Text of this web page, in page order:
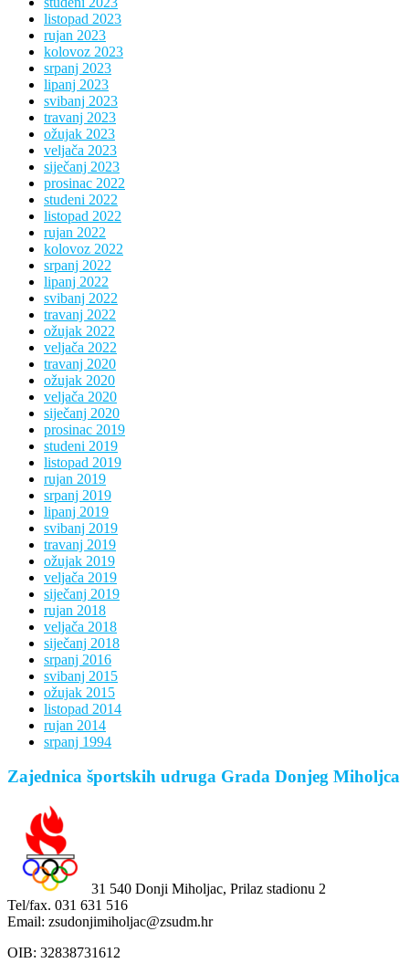
listopad 2023
rujan 2023
kolovoz 2023
srpanj 2023
lipanj 2023
svibanj 2023
travanj 2023
ožujak 2023
veljača 2023
siječanj 2023
prosinac 2022
studeni 2022
listopad 2022
rujan 2022
kolovoz 2022
srpanj 2022
lipanj 2022
svibanj 2022
travanj 2022
ožujak 2022
veljača 2022
travanj 2020
ožujak 2020
veljača 2020
siječanj 2020
prosinac 2019
studeni 2019
listopad 2019
rujan 2019
srpanj 2019
lipanj 2019
svibanj 2019
travanj 2019
ožujak 2019
veljača 2019
siječanj 2019
rujan 2018
veljača 2018
siječanj 2018
srpanj 2016
svibanj 2015
ožujak 2015
listopad 2014
rujan 2014
srpanj 1994
Zajednica športskih udruga Grada Donjeg Miholjca
31 540 Donji Miholjac, Prilaz stadionu 2
Tel/fax. 031 631 516
Email: zsudonjimiholjac@zsudm.hr
OIB: 32838731612